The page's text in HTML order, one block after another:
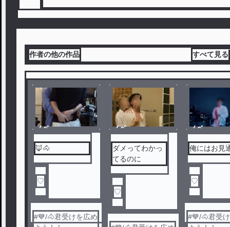
作者の他の作品 すべて見る
ノベ
🦊🐴
♡
#💙/🐴君受けを広め
ノベ
ダメってわかっ
てるのに
♡
ノベ
俺にはお見
♡
#💙/🐴君受